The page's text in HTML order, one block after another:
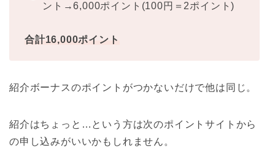
ント→6,000ポイント(100円＝2ポイント)
合計16,000ポイント
紹介ボーナスのポイントがつかないだけで他は同じ。
紹介はちょっと…という方は次のポイントサイトから
の申し込みがいいかもしれません。